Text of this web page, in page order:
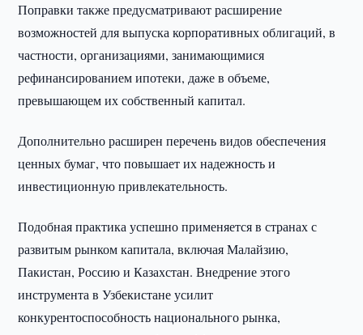
Поправки также предусматривают расширение
возможностей для выпуска корпоративных облигаций, в
частности, организациями, занимающимися
рефинансированием ипотеки, даже в объеме,
превышающем их собственный капитал.
Дополнительно расширен перечень видов обеспечения
ценных бумаг, что повышает их надежность и
инвестиционную привлекательность.
Подобная практика успешно применяется в странах с
развитым рынком капитала, включая Малайзию,
Пакистан, Россию и Казахстан. Внедрение этого
инструмента в Узбекистане усилит
конкурентоспособность национального рынка,